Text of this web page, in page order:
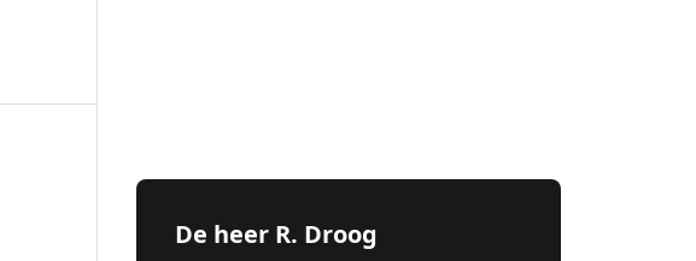
De heer R. Droog